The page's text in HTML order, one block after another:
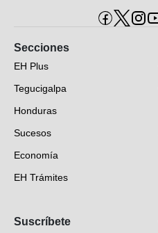
Secciones
EH Plus
Tegucigalpa
Honduras
Sucesos
Economía
EH Trámites
EH Verifica
Suscríbete